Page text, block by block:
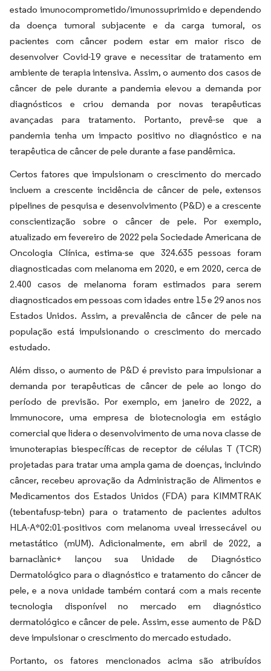
estado imunocomprometido/imunossuprimido e dependendo
da doença tumoral subjacente e da carga tumoral, os
pacientes com câncer podem estar em maior risco de
desenvolver Covid-19 grave e necessitar de tratamento em
ambiente de terapia intensiva. Assim, o aumento dos casos de
câncer de pele durante a pandemia elevou a demanda por
diagnósticos e criou demanda por novas terapêuticas
avançadas para tratamento. Portanto, prevê-se que a
pandemia tenha um impacto positivo no diagnóstico e na
terapêutica de câncer de pele durante a fase pandêmica.
Certos fatores que impulsionam o crescimento do mercado
incluem a crescente incidência de câncer de pele, extensos
pipelines de pesquisa e desenvolvimento (P&D) e a crescente
conscientização sobre o câncer de pele. Por exemplo,
atualizado em fevereiro de 2022 pela Sociedade Americana de
Oncologia Clínica, estima-se que 324.635 pessoas foram
diagnosticadas com melanoma em 2020, e em 2020, cerca de
2.400 casos de melanoma foram estimados para serem
diagnosticados em pessoas com idades entre 15 e 29 anos nos
Estados Unidos. Assim, a prevalência de câncer de pele na
população está impulsionando o crescimento do mercado
estudado.
Além disso, o aumento de P&D é previsto para impulsionar a
demanda por terapêuticas de câncer de pele ao longo do
período de previsão. Por exemplo, em janeiro de 2022, a
Immunocore, uma empresa de biotecnologia em estágio
comercial que lidera o desenvolvimento de uma nova classe de
imunoterapias biespecíficas de receptor de células T (TCR)
projetadas para tratar uma ampla gama de doenças, incluindo
câncer, recebeu aprovação da Administração de Alimentos e
Medicamentos dos Estados Unidos (FDA) para KIMMTRAK
(tebentafusp-tebn) para o tratamento de pacientes adultos
HLA-A*02:01-positivos com melanoma uveal irressecável ou
metastático (mUM). Adicionalmente, em abril de 2022, a
barnaclànic+ lançou sua Unidade de Diagnóstico
Dermatológico para o diagnóstico e tratamento do câncer de
pele, e a nova unidade também contará com a mais recente
tecnologia disponível no mercado em diagnóstico
dermatológico e câncer de pele. Assim, esse aumento de P&D
deve impulsionar o crescimento do mercado estudado.
Portanto, os fatores mencionados acima são atribuídos